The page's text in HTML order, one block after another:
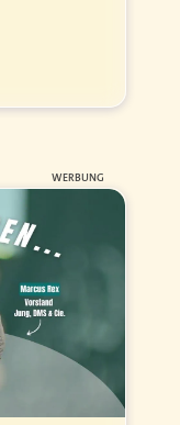
WERBUNG